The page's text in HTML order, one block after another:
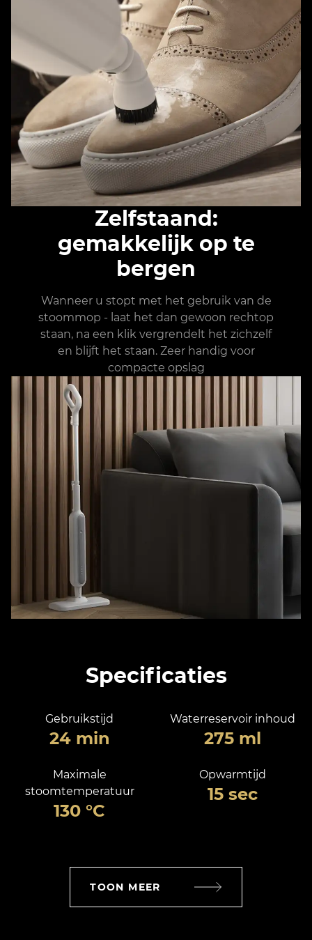
Zelfstaand:
gemakkelijk op te
bergen
Wanneer u stopt met het gebruik van de
stoommop - laat het dan gewoon rechtop
staan, na een klik vergrendelt het zichzelf
en blijft het staan. Zeer handig voor
compacte opslag
Specificaties
Gebruikstijd
24 min
Waterreservoir inhoud
275 ml
Maximale
stoomtemperatuur
130 °C
Opwarmtijd
15 sec
TOON MEER